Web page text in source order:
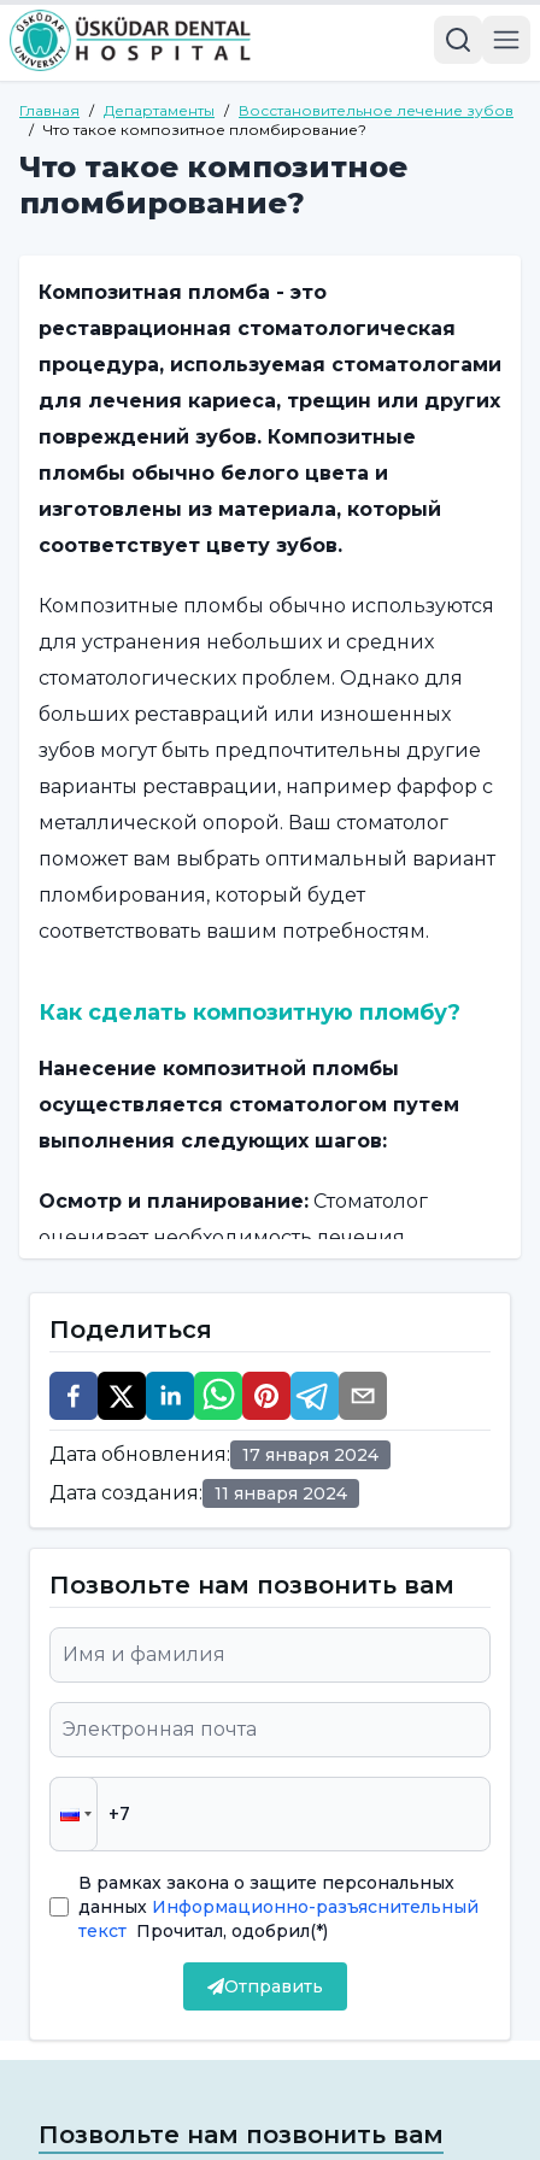
Главная / Департаменты / Восстановительное лечение зубов
/ Что такое композитное пломбирование?
Что такое композитное
пломбирование?
Композитная пломба - это
реставрационная стоматологическая
процедура, используемая стоматологами
для лечения кариеса, трещин или других
повреждений зубов. Композитные
пломбы обычно белого цвета и
изготовлены из материала, который
соответствует цвету зубов.
Композитные пломбы обычно используются
для устранения небольших и средних
стоматологических проблем. Однако для
больших реставраций или изношенных
зубов могут быть предпочтительны другие
варианты реставрации, например фарфор с
металлической опорой. Ваш стоматолог
поможет вам выбрать оптимальный вариант
пломбирования, который будет
соответствовать вашим потребностям.
Как сделать композитную пломбу?
Нанесение композитной пломбы
осуществляется стоматологом путем
выполнения следующих шагов:
Осмотр и планирование: Стоматолог
оценивает необходимость лечения,
<Составляется план лечения и
определяется, является ли композитная
пломба подходящим вариантом.
Анестезия:
Область обработки
обезболивается, чтобы пациент не
чувствовал боли или дискомфорта.
Подготовка:
подготавливается путем удаления
кариозных или поврежденных тканей.
При необходимости стоматолог удаляет
кариозные или поврежденные части.
Скрепление:Поверхность зуба покрывается
специальным бондинговым веществом для
хорошей адгезии композитного
Это обеспечивает прочное прилегание
пломба наносится на зуб тонкими слоями.
Поделиться
Дата обновления: 17 января 2024
Дата создания: 11 января 2024
Позвольте нам позвонить вам
В рамках закона о защите персональных
данных Информационно-разъяснительный
текст Прочитал, одобрил(*)
Отправить
Позвольте нам позвонить вам